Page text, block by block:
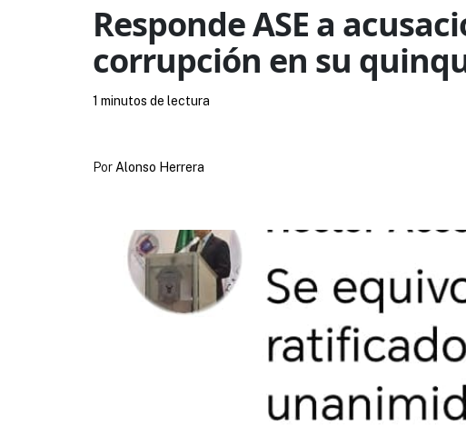
Responde ASE a
corrupción en su
Por Alonso Herrera
1 minutos de lectura